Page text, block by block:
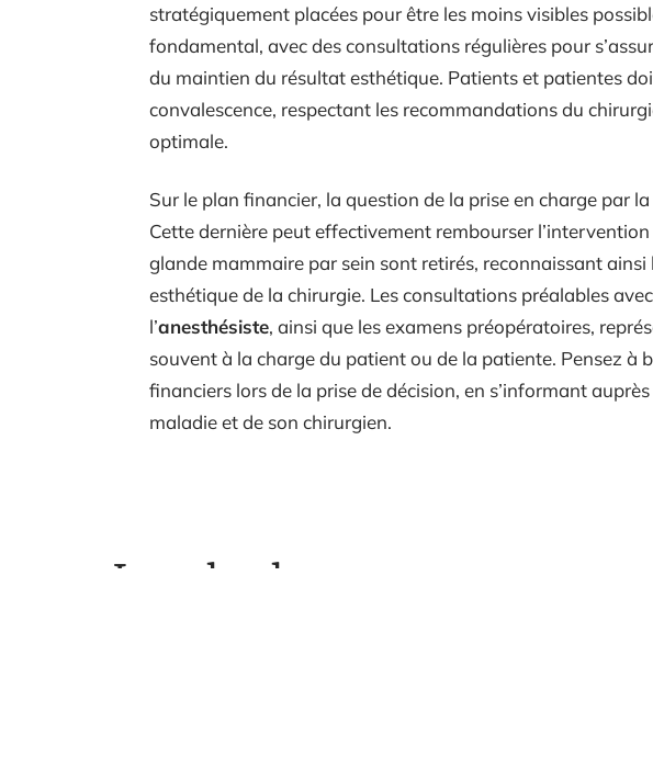
stratégiquement placées pour être les moins visibles
fondamental, avec des consultations régulières pour
du maintien du résultat esthétique. Patients et patientes
convalescence, respectant les recommandations du
optimale.
Sur le plan financier, la question de la prise en charge par la
Cette dernière peut effectivement rembourser
glande mammaire par sein sont retirés, reconnaissant
esthétique de la chirurgie. Les consultations préalables
l’anesthésiste, ainsi que les examens préopératoires,
souvent à la charge du patient ou de la patiente. Pensez à
financiers lors de la prise de décision, en s’informant auprès
maladie et de son chirurgien.
Les plus lus